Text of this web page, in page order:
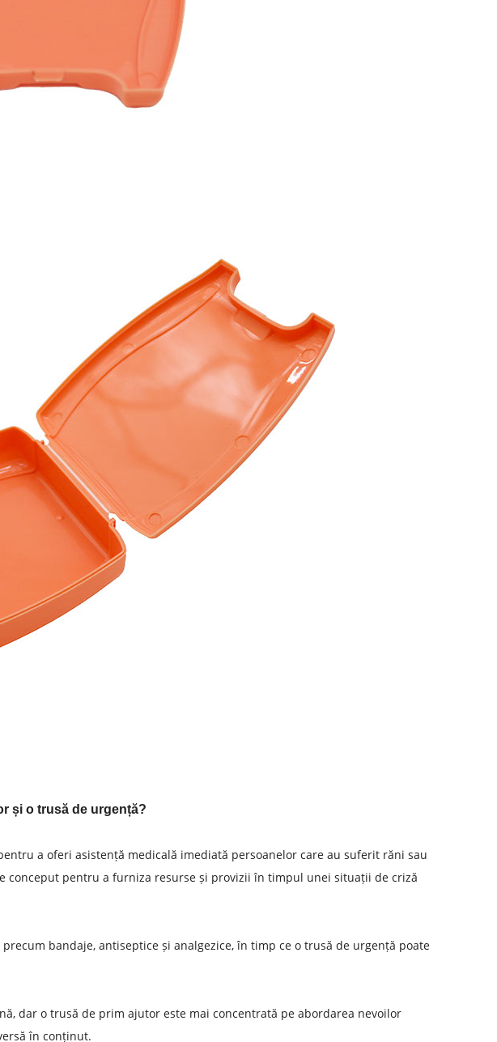
și o trusă de urgență?
a oferi asistență medicală imediată persoanelor care au suferit răni sau
conceput pentru a furniza resurse și provizii în timpul unei situații de criză
bandaje, antiseptice și analgezice, în timp ce o trusă de urgență poate
dar o trusă de prim ajutor este mai concentrată pe abordarea nevoilor
în conținut.